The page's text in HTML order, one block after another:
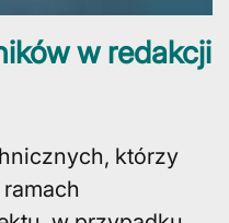
w redakcji
którzy